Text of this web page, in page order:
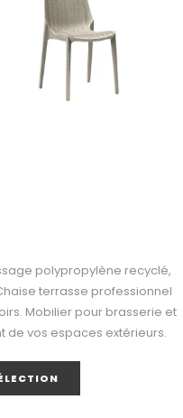
polypropylène recyclé,
terrasse professionnel
Mobilier pour brasserie et
de vos espaces extérieurs.